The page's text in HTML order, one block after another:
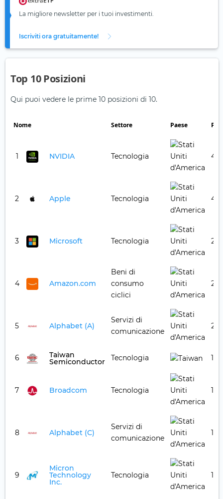
La migliore newsletter per i tuoi investimenti.
Iscriviti ora gratuitamente!
Top 10 Posizioni
Qui puoi vedere le prime 10 posizioni di 10.
Nome Settore Paese
1 NVIDIA Tecnologia
2 Apple Tecnologia
3 Microsoft Tecnologia
4 Amazon.com
Beni di
consumo
ciclici
5 Alphabet (A)
Servizi di
comunicazione
6 Taiwan
Semiconductor Tecnologia
7 Broadcom Tecnologia
8 Alphabet (C)
Servizi di
comunicazione
9
Micron
Technology
Inc.
Tecnologia